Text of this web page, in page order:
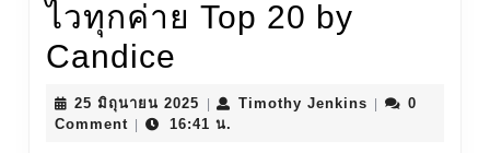
by
ไวทุกค่าย Top 20 by
Candice
25
December
25 มิถุนายน 2025 25
มิถุนายน
| Timothy JenkinsTimothy
|
0
Comment | 16:41 น.